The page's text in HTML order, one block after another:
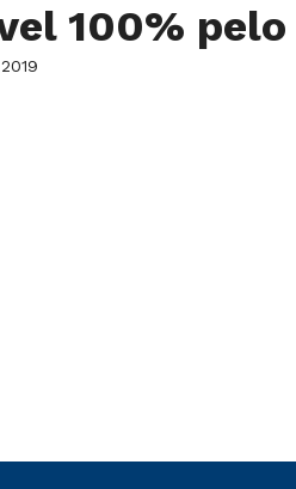
100% pelo